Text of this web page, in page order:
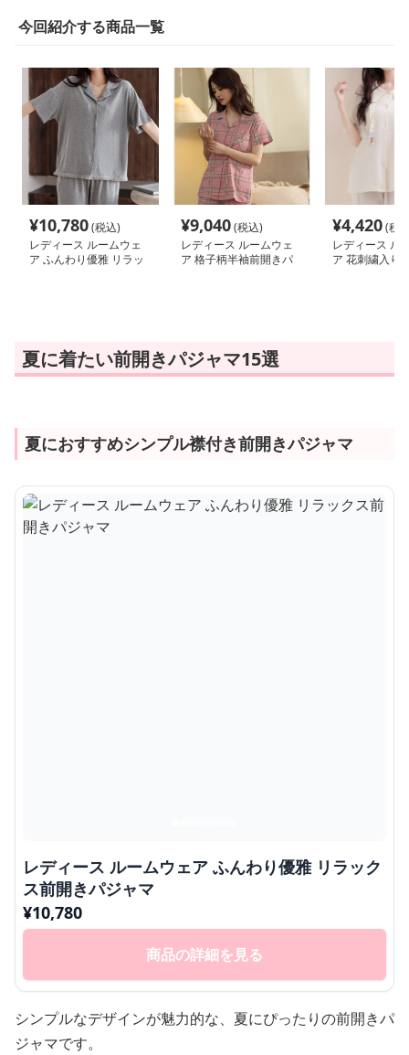
今回紹介する商品一覧
¥10,780(税込)
レディース ルームウェ
ア ふんわり優雅 リラッ
¥9,040(税込)
レディース ルームウェ
ア 格子柄半袖前開きパ
¥4,420(税
レディース ル
ア 花刺繍入り
夏に着たい前開きパジャマ15選
夏におすすめシンプル襟付き前開きパジャマ
レディース ルームウェア ふんわり優雅 リラック
ス前開きパジャマ
¥10,780
商品の詳細を見る
シンプルなデザインが魅力的な、夏にぴったりの前開きパ
ジャマです。